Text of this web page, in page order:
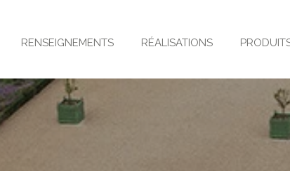
RENSEIGNEMENTS RÉALISATIONS